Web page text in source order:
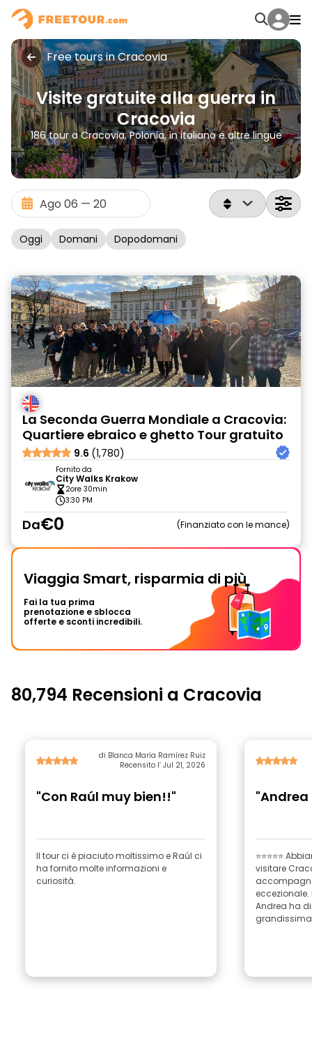
Free tours in Cracovia
Visite gratuite alla guerra in
Cracovia
186 tour a Cracovia, Polonia, in italiano e altre lingue
Oggi Domani Dopodomani
La Seconda Guerra Mondiale a Cracovia:
Quartiere ebraico e ghetto Tour gratuito
9.6 (1,780)
Fornito da
City Walks Krakow
2ore 30min
3:30 PM
Da€0 Finanziato con le mance
Viaggia Smart, risparmia di più
Fai la tua prima
prenotazione e sblocca
offerte e sconti incredibili.
80,794 Recensioni a Cracovia
di Blanca María Ramírez Ruiz
Recensito l’ Jul 21, 2026
"Con Raúl muy bien!!"
Il tour ci è piaciuto moltissimo e Raúl ci
ha fornito molte informazioni e
curiosità.
"Andrea
⭐⭐⭐⭐⭐
visitare
Andrea ha